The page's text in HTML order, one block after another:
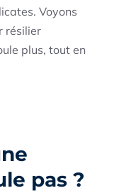
Voyons
résilier
plus, tout en
pas ?